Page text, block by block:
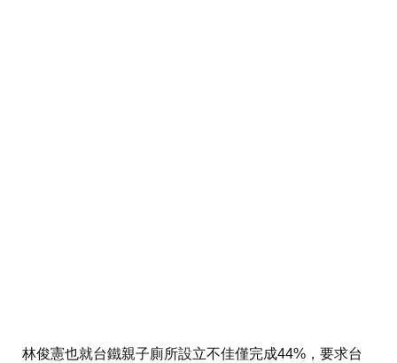
林俊憲也就台鐵親子廁所設立不佳僅完成44%，要求台